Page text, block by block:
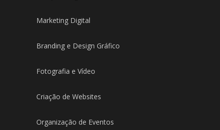
Marketing Digital
Branding e Design Gráfico
Fotografia e Vídeo
Criação de Websites
Organização de Eventos